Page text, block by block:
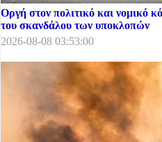
Οργή στον πολιτικό και νομικό
του σκανδάλου των υποκλοπών
2026-08-08 03:53:00